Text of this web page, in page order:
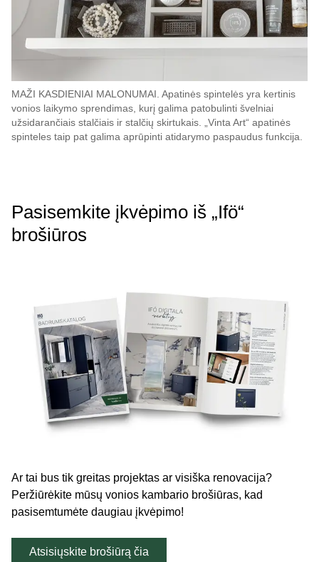
MAŽI KASDIENIAI MALONUMAI. Apatinės spintelės yra kertinis
vonios laikymo sprendimas, kurį galima patobulinti švelniai
užsidarančiais stalčiais ir stalčių skirtukais. „Vinta Art“ apatinės
spinteles taip pat galima aprūpinti atidarymo paspaudus funkcija.
Pasisemkite įkvėpimo iš „Ifö“
brošiūros
Ar tai bus tik greitas projektas ar visiška renovacija?
Peržiūrėkite mūsų vonios kambario brošiūras, kad
pasisemtumėte daugiau įkvėpimo!
Atsisiųskite brošiūrą čia